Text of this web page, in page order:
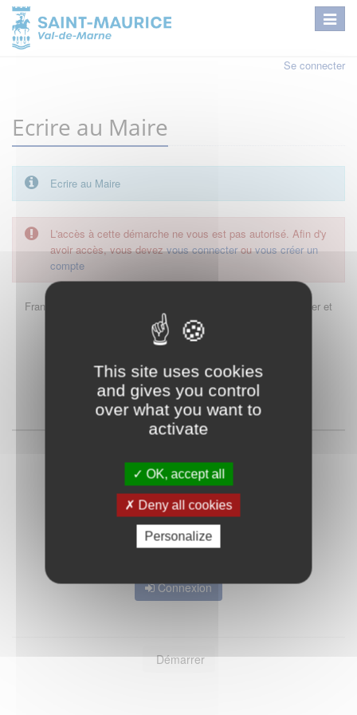
This site uses cookies
and gives you control
over what you want to
activate
OK, accept all
Deny all cookies
Personalize
Se connecter
Ecrire au Maire
Ecrire au Maire
L'accès à cette démarche ne vous est pas autorisé. Afin d'y
avoir accès, vous devezvous connecterouvous créer un
compte
FranceConnect est la solution proposée par l'Etat pour sécuriser et
simplifier la connexion à vos services en ligne.
Qu'est-ce que FranceConnect ?
ou
Connexion
Démarrer